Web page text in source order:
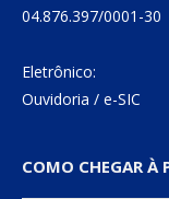
04.876.397/0001-30
Eletrônico:
Ouvidoria / e-SIC
COMO CHEGAR À